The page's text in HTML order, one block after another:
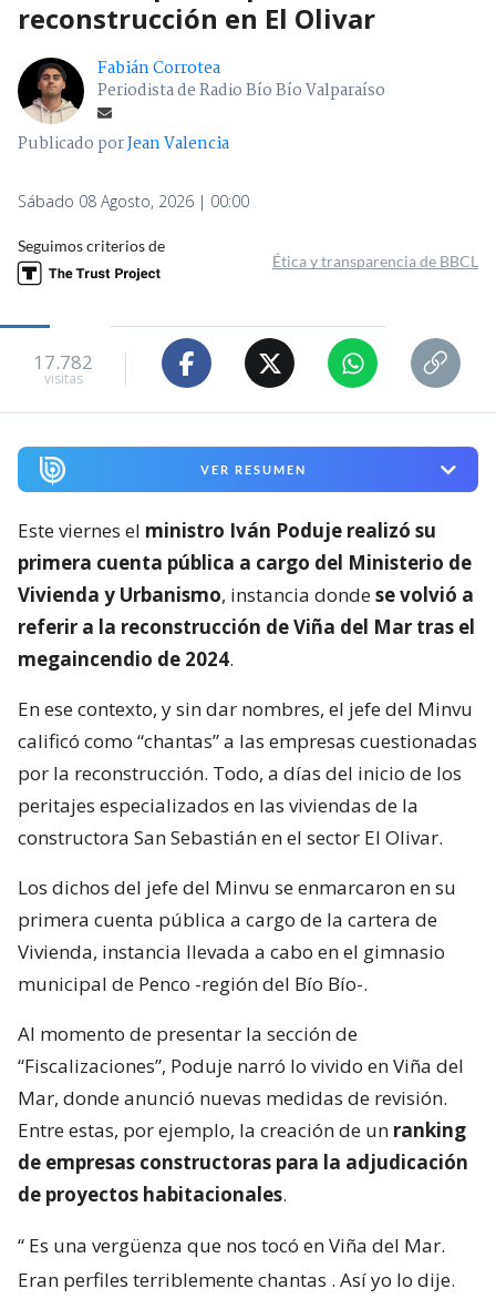
reconstrucción en El Olivar
Fabián Corrotea
Periodista de Radio Bío Bío Valparaíso
Publicado porJean Valencia
Sábado 08 Agosto, 2026 | 00:00
Seguimos criterios de
Ética y transparencia de BBCL
17.782
visitas
VER RESUMEN
Este viernes el ministro Iván Poduje realizó su
primera cuenta pública a cargo del Ministerio de
Vivienda y Urbanismo, instancia dondese volvió a
referir a la reconstrucción de Viña del Mar tras el
megaincendio de 2024.
En ese contexto, y sin dar nombres, el jefe del Minvu
calificó como “chantas” a las empresas cuestionadas
por la reconstrucción. Todo, a días del inicio de los
peritajes especializados en las viviendas de la
constructora San Sebastián en el sector El Olivar.
Los dichos del jefe del Minvu se enmarcaron en su
primera cuenta pública a cargo de la cartera de
Vivienda, instancia llevada a cabo en el gimnasio
municipal de Penco -región del Bío Bío-.
Al momento de presentar la sección de
“Fiscalizaciones”, Poduje narró lo vivido en Viña del
Mar, donde anunció nuevas medidas de revisión.
Entre estas, por ejemplo, la creación de un ranking
de empresas constructoras para la adjudicación
de proyectos habitacionales.
“ Es una vergüenza que nos tocó en Viña del Mar.
Eran perfiles terriblemente chantas . Así yo lo dije.